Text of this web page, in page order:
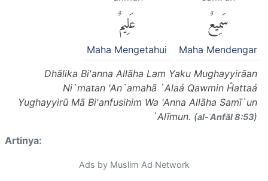
سَمِيعٌ
Maha Mendengar
عَلِيمٌ
Maha Mengetahui
Dhālika Bi'anna Allāha Lam Yaku Mughayyirāan
Ni`matan 'An`amahā `Alaá Qawmin Ĥattaá
Yughayyirū Mā Bi'anfusihim Wa 'Anna Allāha Samī`un
`Alīmun. (al-ʾAnfāl 8:53)
Artinya:
Ads by Muslim Ad Network